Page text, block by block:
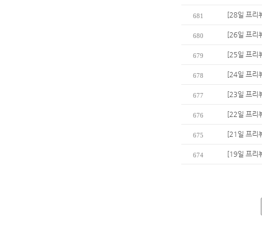
681 [28일 프리
680 [26일 프리
679 [25일 프리
678 [24일 프리
677 [23일 프리
676 [22일 프리
675 [21일 프리
674 [19일 프리